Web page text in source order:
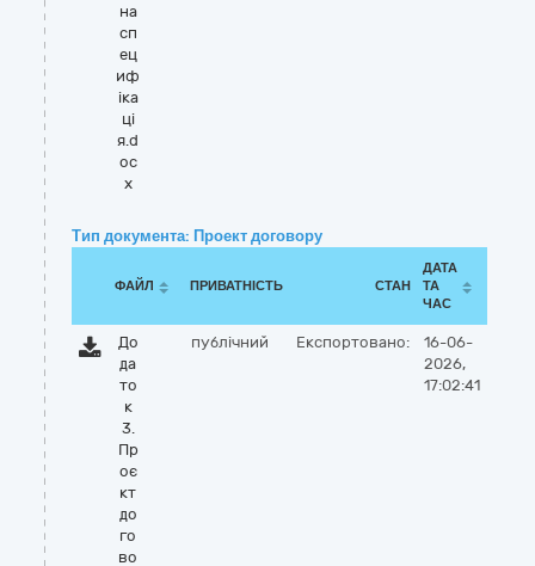
на
сп
ец
иф
іка
ці
я.d
oc
x
Тип документа: Проект договору
ФАЙЛ ПРИВАТНІСТЬ СТАН
ДАТА
ТА
ЧАС
До
да
то
к
3.
Пр
оє
кт
до
го
во
публічний Експортовано:
16-06-
2026,
17:02:41